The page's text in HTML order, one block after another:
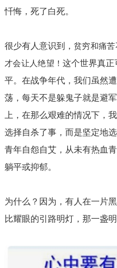
忏悔，死了白死。
很少有人意识到， 贫穷和痛
才会让人绝望！这个世界真
平。在战争年代，我们虽然
荡，每天不是躲鬼子就是避
上，在那么艰难的情况下，
选择自杀了事，而是坚定地
青年自怨自艾，从未有热血
躺平或抑郁。
为什么？因为，有人在一片
比耀眼的引路明灯，那一盏